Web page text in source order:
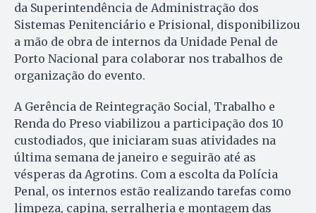
da Superintendência de Administração dos
Sistemas Penitenciário e Prisional, disponibilizou
a mão de obra de internos da Unidade Penal de
Porto Nacional para colaborar nos trabalhos de
organização do evento.
A Gerência de Reintegração Social, Trabalho e
Renda do Preso viabilizou a participação dos 10
custodiados, que iniciaram suas atividades na
última semana de janeiro e seguirão até as
vésperas da Agrotins. Com a escolta da Polícia
Penal, os internos estão realizando tarefas como
limpeza, capina, serralheria e montagem das